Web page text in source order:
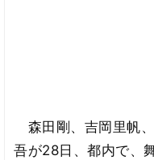
森田剛、吉岡里帆
吾が28日、都内で、